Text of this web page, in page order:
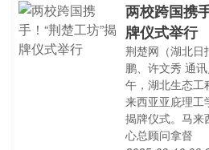
两校跨国携
牌仪式举行
荆楚网（湖北日
鹏、许文秀 通
午，湖北生态工
来西亚亚庇理工
揭牌仪式。马来
心总顾问拿督